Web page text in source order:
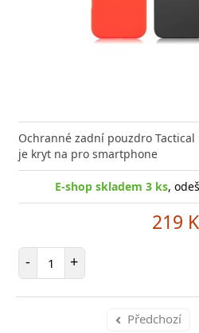
Ochranné zadní pouzdro Tactical
je kryt na pro smartphone
E-shop skladem 3 ks,
219
- Počet položek
+
Předchozí